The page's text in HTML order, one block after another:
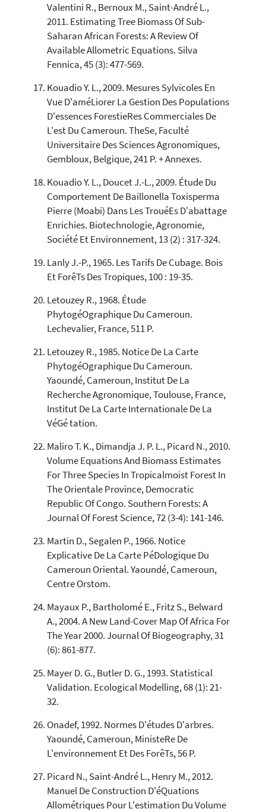
Valentini R., Bernoux M., Saint-André L.,
2011. Estimating Tree Biomass Of Sub-
Saharan African Forests: A Review Of
Available Allometric Equations. Silva
Fennica, 45 (3): 477-569.
Kouadio Y. L., 2009. Mesures Sylvicoles En
Vue D'améLiorer La Gestion Des Populations
D'essences ForestieRes Commerciales De
L'est Du Cameroun. TheSe, Faculté
Universitaire Des Sciences Agronomiques,
Gembloux, Belgique, 241 P. + Annexes.
Kouadio Y. L., Doucet J.-L., 2009. Étude Du
Comportement De Baillonella Toxisperma
Pierre (Moabi) Dans Les TrouéEs D'abattage
Enrichies. Biotechnologie, Agronomie,
Société Et Environnement, 13 (2) : 317-324.
Lanly J.-P., 1965. Les Tarifs De Cubage. Bois
Et ForêTs Des Tropiques, 100 : 19-35.
Letouzey R., 1968. Étude
PhytogéOgraphique Du Cameroun.
Lechevalier, France, 511 P.
Letouzey R., 1985. Notice De La Carte
PhytogéOgraphique Du Cameroun.
Yaoundé, Cameroun, Institut De La
Recherche Agronomique, Toulouse, France,
Institut De La Carte Internationale De La
VéGé tation.
Maliro T. K., Dimandja J. P. L., Picard N., 2010.
Volume Equations And Biomass Estimates
For Three Species In Tropicalmoist Forest In
The Orientale Province, Democratic
Republic Of Congo. Southern Forests: A
Journal Of Forest Science, 72 (3-4): 141-146.
Martin D., Segalen P., 1966. Notice
Explicative De La Carte PéDologique Du
Cameroun Oriental. Yaoundé, Cameroun,
Centre Orstom.
Mayaux P., Bartholomé E., Fritz S., Belward
A., 2004. A New Land-Cover Map Of Africa For
The Year 2000. Journal Of Biogeography, 31
(6): 861-877.
Mayer D. G., Butler D. G., 1993. Statistical
Validation. Ecological Modelling, 68 (1): 21-
32.
Onadef, 1992. Normes D'études D'arbres.
Yaoundé, Cameroun, MinisteRe De
L'environnement Et Des ForêTs, 56 P.
Picard N., Saint-André L., Henry M., 2012.
Manuel De Construction D'éQuations
Allométriques Pour L'estimation Du Volume